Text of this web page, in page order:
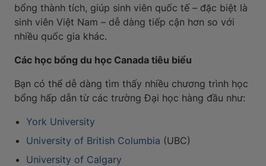
bổng thành tích, giúp sinh viên quốc tế – đặc biệt là
sinh viên Việt Nam – dễ dàng tiếp cận hơn so với
nhiều quốc gia khác.
Các học bổng du học Canada tiêu biểu
Bạn có thể dễ dàng tìm thấy nhiều chương trình học
bổng hấp dẫn từ các trường Đại học hàng đầu như:
York University
University of British Columbia (UBC)
University of Calgary